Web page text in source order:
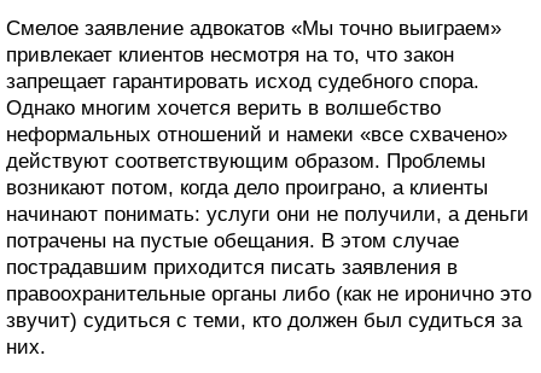
Смелое заявление адвокатов «Мы точно выиграем»
привлекает клиентов несмотря на то, что закон
запрещает гарантировать исход судебного спора.
Однако многим хочется верить в волшебство
неформальных отношений и намеки «все схвачено»
действуют соответствующим образом. Проблемы
возникают потом, когда дело проиграно, а клиенты
начинают понимать: услуги они не получили, а деньги
потрачены на пустые обещания. В этом случае
пострадавшим приходится писать заявления в
правоохранительные органы либо (как не иронично это
звучит) судиться с теми, кто должен был судиться за
них.